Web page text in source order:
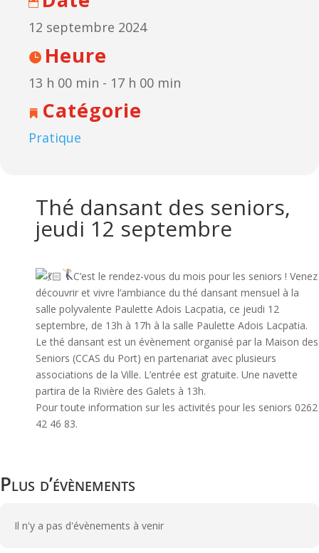
12 septembre 2024
Heure
13 h 00 min - 17 h 00 min
Catégorie
Pratique
Thé dansant des seniors,
jeudi 12 septembre
C’est le rendez-vous du mois pour les seniors ! Venez
découvrir et vivre l’ambiance du thé dansant mensuel à la
salle polyvalente Paulette Adois Lacpatia, ce jeudi 12
septembre, de 13h à 17h à la salle Paulette Adois Lacpatia.
Le thé dansant est un évènement organisé par la Maison des
Seniors (CCAS du Port) en partenariat avec plusieurs
associations de la Ville. L’entrée est gratuite. Une navette
partira de la Rivière des Galets à 13h.
Pour toute information sur les activités pour les seniors 0262
42 46 83.
Plus d’évènements
Il n'y a pas d'évènements à venir